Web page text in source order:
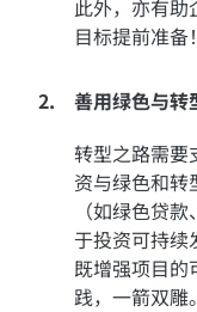
此外，亦有
目标提前准备！
善用绿色与转
转型之路需要
资与绿色和转
（如绿色贷
于投资可持续
既增强项目的
践，一箭双雕。